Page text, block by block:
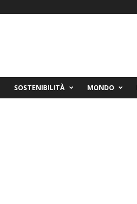
SOSTENIBILITÀ MONDO